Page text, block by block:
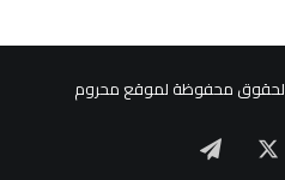
تيلقرام